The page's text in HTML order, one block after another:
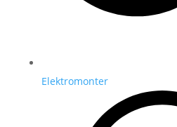
Elektromonter